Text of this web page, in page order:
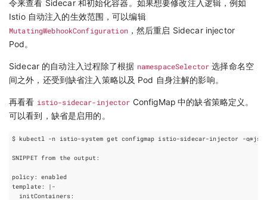
令来查看 Sidecar 和初始化容器。如果想要修改注入逻辑，例如
Istio 自动注入的生效范围，可以编辑
MutatingWebhookConfiguration，然后重启 Sidecar injector
Pod。
Sidecar 的自动注入过程除了根据 namespaceSelector 选择命名空
间之外，还受到缺省注入策略以及 Pod 自身注解的影响。
再看看 istio-sidecar-injector ConfigMap 中的缺省策略定义。
可以看到，缺省是启用的。
$ kubectl -n istio-system get configmap istio-sidecar-injector -o=
policy: enabled
template:
|